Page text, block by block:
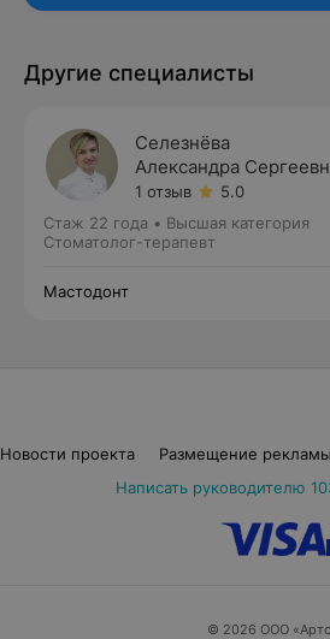
Другие специалисты
Селезнёва
Александра
1 отзыв
5.0
Стаж 22 года • Высшая категория
Стоматолог-терапевт
Мастодонт
Новости проекта Размещение рекламы
Написать руководителю
© 2026 ООО